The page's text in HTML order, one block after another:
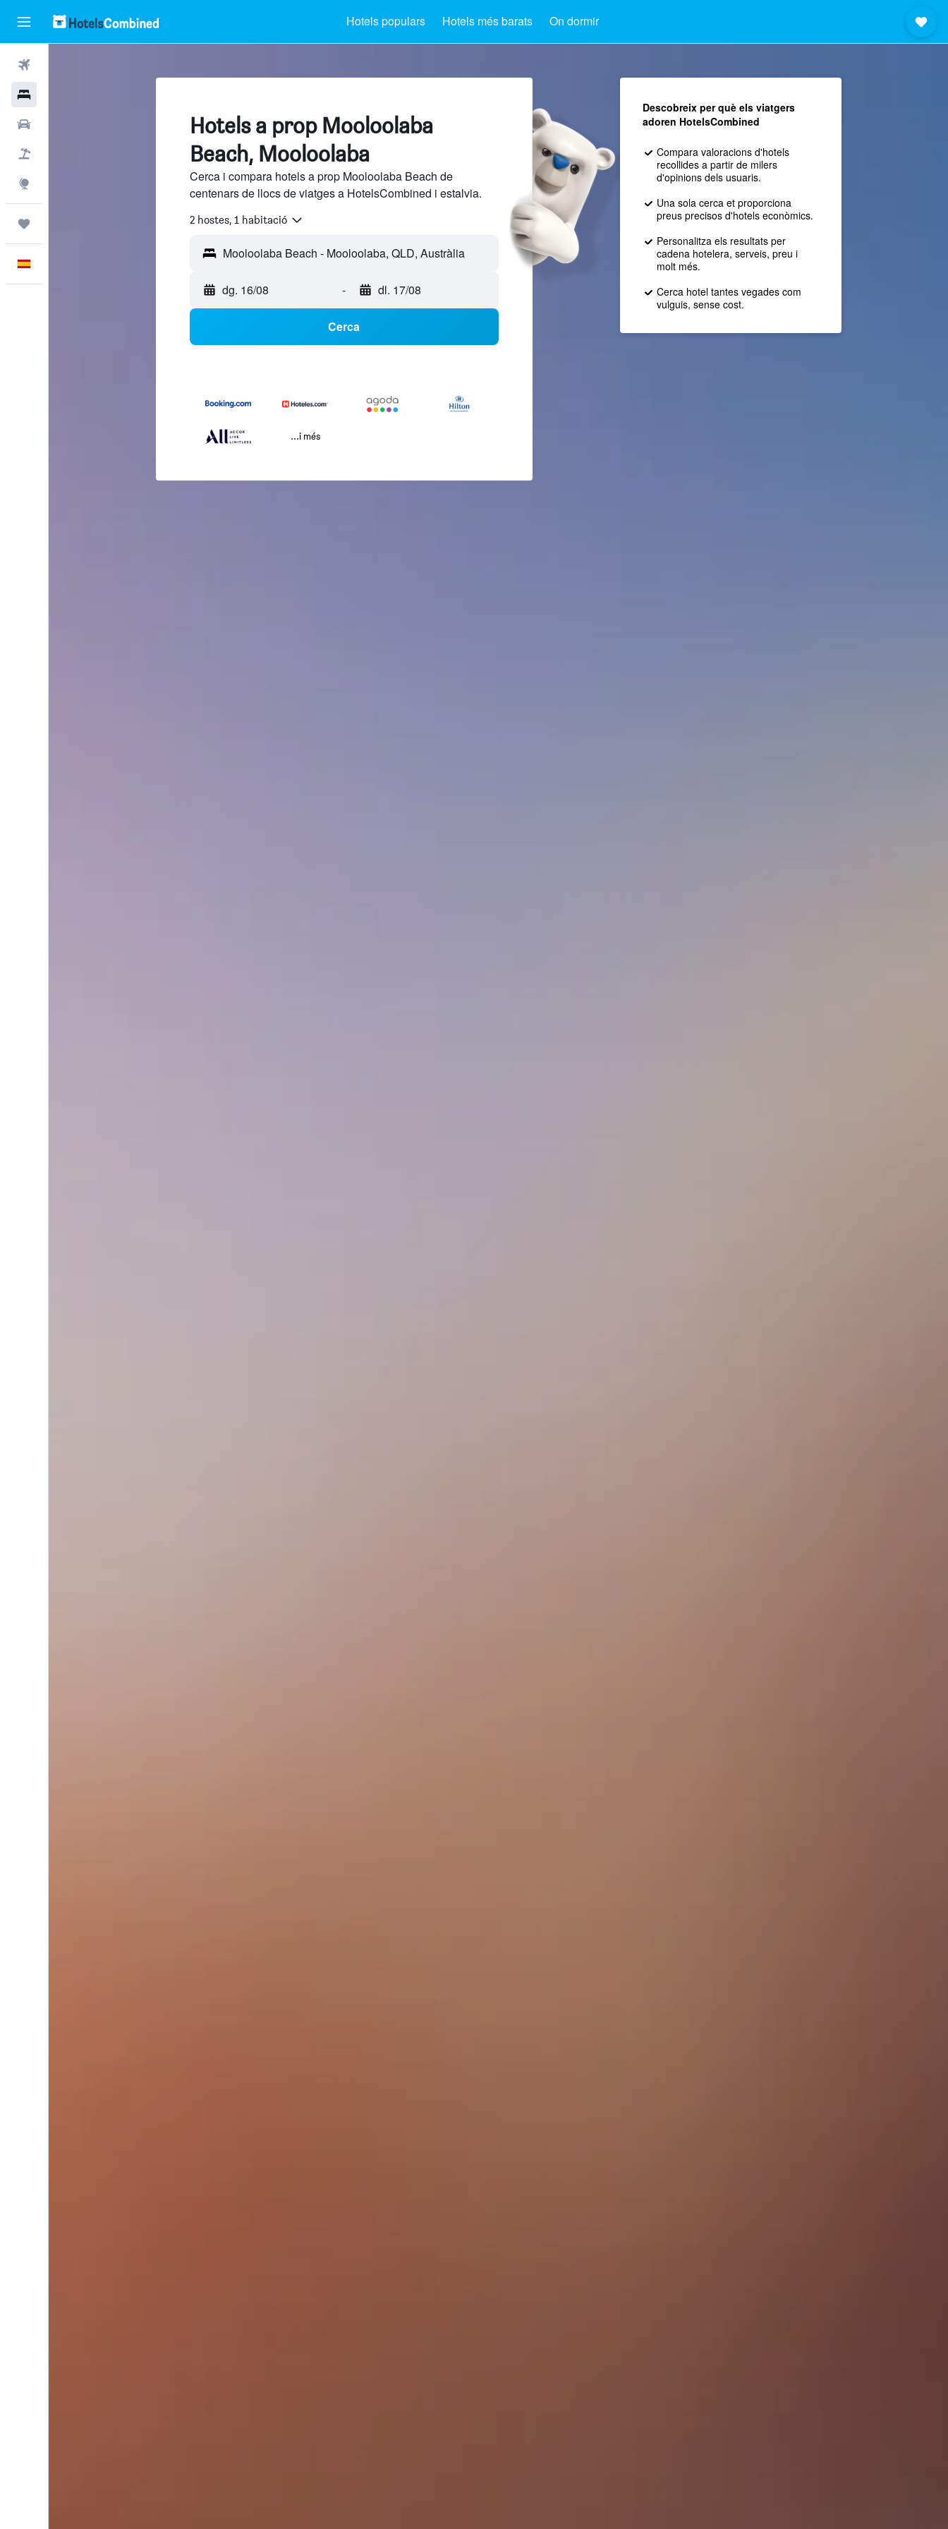
Hotels populars Hotels més barats On dormir
Hotels a prop Mooloolaba
Beach, Mooloolaba
Cerca i compara hotels a prop Mooloolaba Beach de
centenars de llocs de viatges a HotelsCombined i estalvia.
2 hostes, 1 habitació
dg. 16/08 - dl. 17/08
Cerca
...i més
Descobreix per què els viatgers
adoren HotelsCombined
Compara valoracions d'hotels
recollides a partir de milers
d'opinions dels usuaris.
Una sola cerca et proporciona
preus precisos d'hotels econòmics.
Personalitza els resultats per
cadena hotelera, serveis, preu i
molt més.
Cerca hotel tantes vegades com
vulguis, sense cost.